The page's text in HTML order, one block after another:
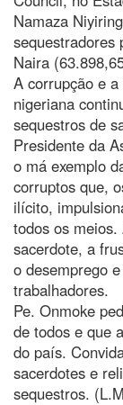
Namaza
sequestradores
Naira
A corrupção e
nigeriana
sequestros de
Presidente da
o má exemplo
corruptos que,
ilícito,
todos os
sacerdote, a
o desemprego
trabalhadores.
Pe. Onmoke
de todos e que
do país.
sacerdotes e
sequestros.